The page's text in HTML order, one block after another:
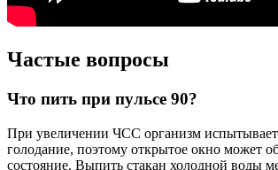
Частые вопросы
Что пить при пульсе 90?
При увеличении ЧСС организм
голодание, поэтому открытое окно может
состояние. Выпить стакан холодной воды